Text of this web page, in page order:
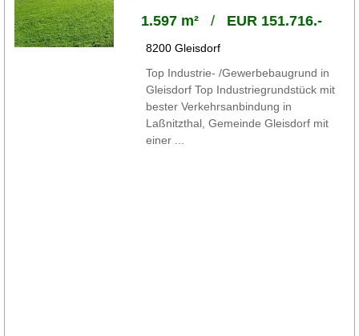
1.597 m²/ EUR 151.716.-
8200 Gleisdorf
Top Industrie- /Gewerbebaugrund in
Gleisdorf Top Industriegrundstück mit
bester Verkehrsanbindung in
Laßnitzthal, Gemeinde Gleisdorf mit
einer ...